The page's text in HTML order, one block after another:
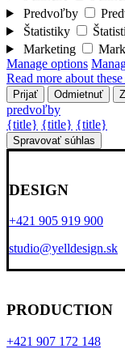
Predvoľby
Štatistiky
Marketing
Manage options
Read more about
Prijať Odmietnuť
predvoľby
{title} {title} {title}
Spravovať súhlas
DESIGN
+421 905 919 900
studio@yelldesign.sk
PRODUCTION
+421 907 172 148